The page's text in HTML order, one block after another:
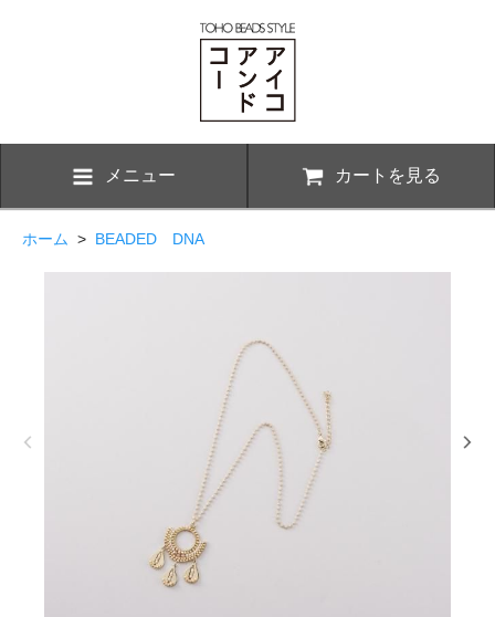
メニュー カートを見る
ホーム > BEADED DNA